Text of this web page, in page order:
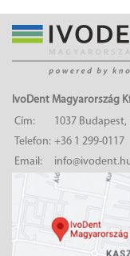
IvoDent Magyarország
Cím:
1037
Telefon: +36 1 299-0117
Email: